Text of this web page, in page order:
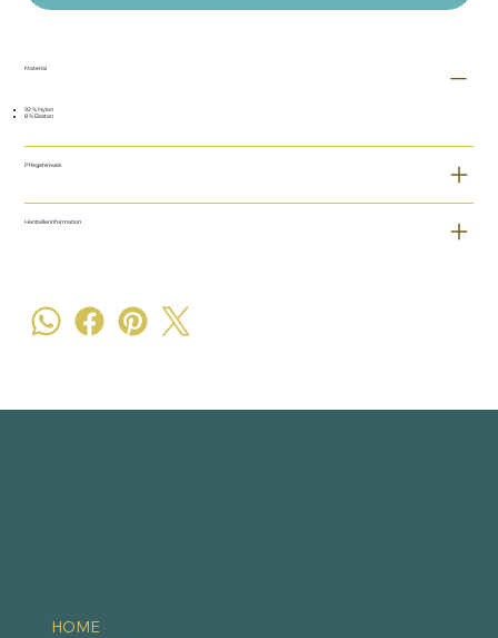
Material
92 % Nylon
8 % Elastan
Pflegehinweis
Herstellerinformation
HOME